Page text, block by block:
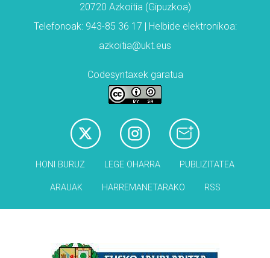
20720 Azkoitia (Gipuzkoa)
Telefonoak: 943-85 36 17 | Helbide elektronikoa:
azkoitia@ukt.eus
Codesyntaxek garatua
HONI BURUZ LEGE OHARRA PUBLIZITATEA
ARAUAK HARREMANETARAKO RSS